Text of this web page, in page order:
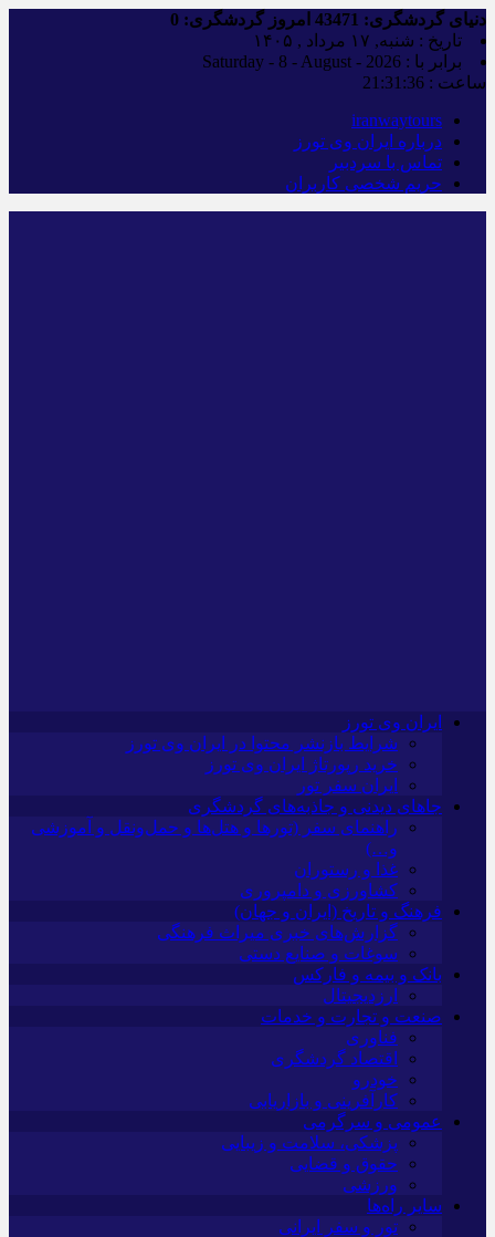
دنیای گردشگری: امروز گردشگری:
تاریخ : شنبه, ۱۷ مرداد , ۱۴۰۵
برابر با : Saturday - 8 - August - 2026
ساعت : 21:31:37
iranwaytours
درباره ایران وی تورز
تماس با سردبیر
حریم شخصی کاربران
ایران وی تورز
شرایط بازنشر محتوا در ایران وی تورز
خرید رپورتاژ ایران وی تورز
ایران سفر تور
جاهای دیدنی و جاذبه‌های گردشگری
راهنمای سفر (تورها و هتل‌ها و حمل‌و‌نقل و آموزشی
و…)
غذا و رستوران
کشاورزی و دامپروری
فرهنگ و تاریخ (ایران و جهان)
گزارش‌های خبری میراث فرهنگی
سوغات و صنایع دستی
بانک و بیمه و فارکس
ارزدیجیتال
صنعت و تجارت و خدمات
فناوری
اقتصاد گردشگری
خودرو
کارآفرینی و بازاریابی
عمومی و سرگرمی
پزشکی، سلامت و زیبایی
حقوق و قضایی
ورزشی
سایر راه‌ها
تور و سفر ایرانی